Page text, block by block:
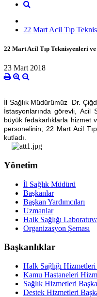
22 Mart Acil Tıp
22 Mart Acil Tıp Teknisyenleri
23 Mart 2018
İl Sağlık Müdürümüz Dr.
İstasyonlarında görevli, Acil
büyük fedakarlıklarla hizmet
personelinin; 22 Mart Acil
kutladı.
Yönetim
İl Sağlık Müdürü
Başkanlar
Başkan Yardımcıları
Uzmanlar
Halk Sağlığı
Organizasyon Şeması
Başkanlıklar
Halk Sağlığı Hizmetleri
Kamu Hastaneleri
Sağlık Hizmetleri
Destek Hizmetleri